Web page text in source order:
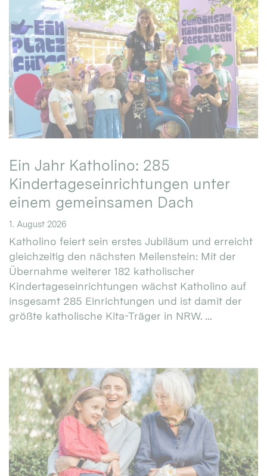
Ein Jahr Katholino: 285
Kindertageseinrichtungen unter
einem gemeinsamen Dach
1. August 2026
Katholino feiert sein erstes Jubiläum und erreicht
gleichzeitig den nächsten Meilenstein: Mit der
Übernahme weiterer 182 katholischer
Kindertageseinrichtungen wächst Katholino auf
insgesamt 285 Einrichtungen und ist damit der
größte katholische Kita-Träger in NRW. ...